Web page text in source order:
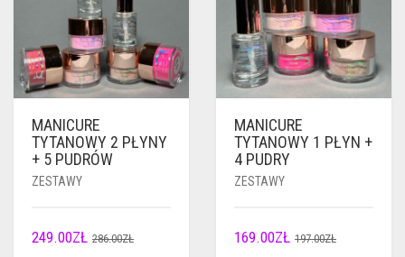
MANICURE
TYTANOWY 2 PŁYNY
+ 5 PUDRÓW
ZESTAWY
286.00ZŁPIERWOTNA
249.00ZŁ
AKTUALNA
MANICURE
TYTANOWY 1 PŁYN +
4 PUDRY
ZESTAWY
197.00ZŁ
169.00ZŁ
AKTUALNA